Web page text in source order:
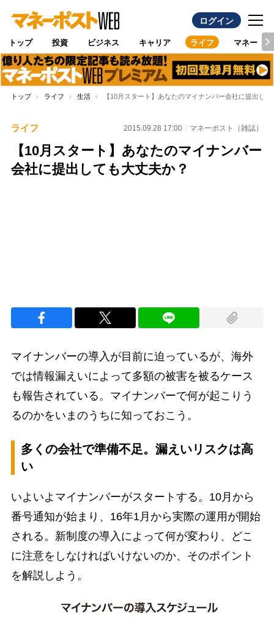
ログイン
トップ 投資 ビジネス キャリア ライフ マネー
トップ ライフ 生活 【10月スタート】あなたのマイナンバー会社に提出し
ライフ 2015.09.28 17:00 マネーポスト（雑誌）
【10月スタート】あなたのマイナンバー
会社に提出しても大丈夫か？
マイナンバーの導入が目前に迫っているが、海外
では情報漏えいによって多額の被害を被るケース
も報告されている。マイナンバーで何が起こりう
るのかをいまのうちに知っておこう。
多くの会社で準備不足。漏えいリスクは高
い
いよいよマイナンバーがスタートする。10月から
番号通知が始まり、16年1月から実際の運用が開始
される。新制度の導入によって何が変わり、どこ
に注意をしなければいけないのか、そのポイント
を解説しよう。